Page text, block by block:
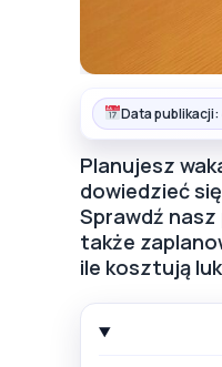
Data
Planujesz
dowiedzieć
Sprawdź
także
ile kosztują